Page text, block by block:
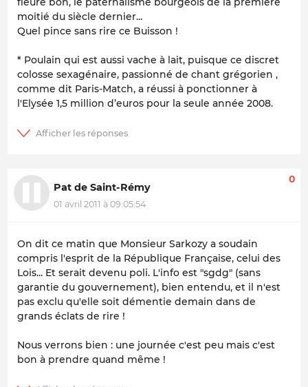
moitié du siècle dernier...
Quel pince sans rire ce Buisson !
* Poulain qui est aussi vache à lait, puisque ce discret
colosse sexagénaire, passionné de chant grégorien ,
comme dit Paris-Match, a réussi à ponctionner à
l'Elysée 1,5 million d’euros pour la seule année 2008.
Pat de Saint-Rémy
01 avril 2011 à 09:05:54
0
On dit ce matin que Monsieur Sarkozy a soudain
compris l'esprit de la République Française, celui des
Lois... Et serait devenu poli. L'info est "sgdg" (sans
garantie du gouvernement), bien entendu, et il n'est
pas exclu qu'elle soit démentie demain dans de
grands éclats de rire !
Nous verrons bien : une journée c'est peu mais c'est
bon à prendre quand même !